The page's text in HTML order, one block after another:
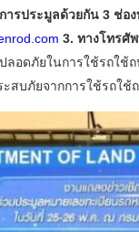
ารประมูลด้วยกัน 3 ช่
3. ทางโทรศั
ปลอดภัยในการใช้รถ
สบภัยจากการใช้รถใช้